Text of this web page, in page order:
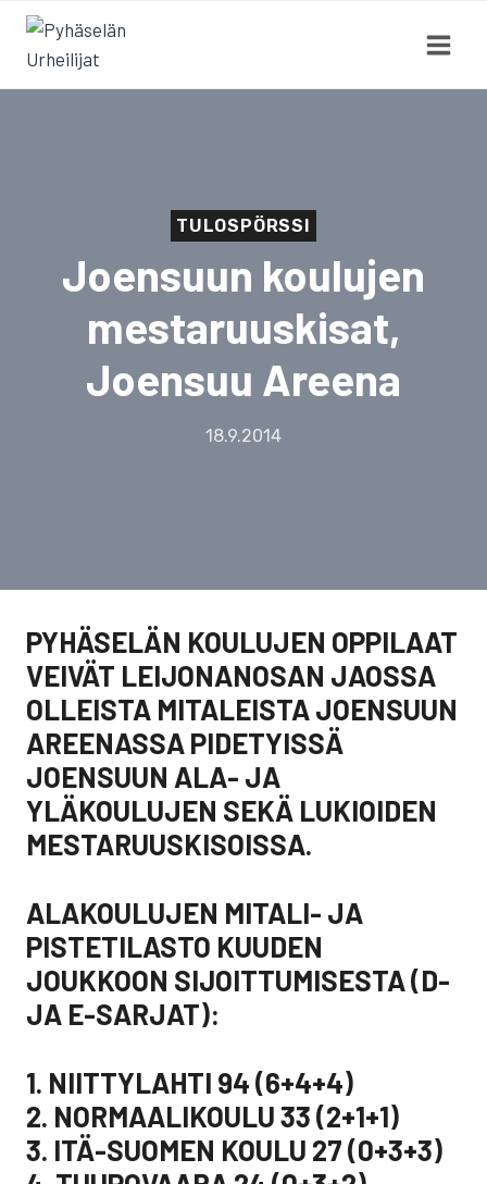
Siirry
sisältöön
TULOSPÖRSSI
Joensuun koulujen
mestaruuskisat,
Joensuu Areena
18.9.2014
PYHÄSELÄN KOULUJEN OPPILAAT
VEIVÄT LEIJONANOSAN JAOSSA
OLLEISTA MITALEISTA JOENSUUN
AREENASSA PIDETYISSÄ
JOENSUUN ALA- JA
YLÄKOULUJEN SEKÄ LUKIOIDEN
MESTARUUSKISOISSA.
ALAKOULUJEN MITALI- JA
PISTETILASTO KUUDEN
JOUKKOON SIJOITTUMISESTA (D-
JA E-SARJAT):
1. NIITTYLAHTI 94 (6+4+4)
2. NORMAALIKOULU 33 (2+1+1)
3. ITÄ-SUOMEN KOULU 27 (0+3+3)